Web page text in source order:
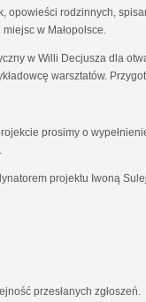
opowieści rodzinnych,
w Małopolsce.
w Willi Decjusza dla
warsztatów.
prosimy o
projektu Iwoną
przesłanych zgłoszeń.